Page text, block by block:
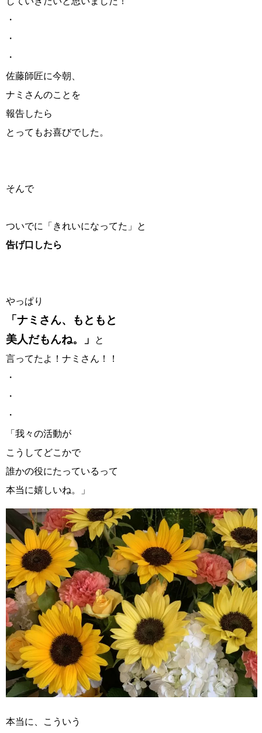
・
・
・
佐藤師匠に今朝、
ナミさんのことを
報告したら
とってもお喜びでした。
そんで
ついでに「きれいになってた」と
告げ口したら
やっぱり
「ナミさん、もともと
美人だもんね。」
と
言ってたよ！ナミさん！！
・
・
・
「我々の活動が
こうしてどこかで
誰かの役にたっているって
本当に嬉しいね。」
本当に、こういう